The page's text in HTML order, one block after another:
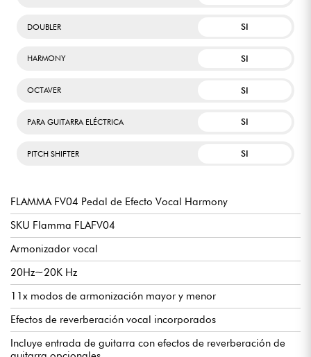
DOUBLER SI
HARMONY SI
OCTAVER SI
PARA GUITARRA ELÉCTRICA SI
PITCH SHIFTER SI
FLAMMA FV04 Pedal de Efecto Vocal Harmony
SKU Flamma FLAFV04
Armonizador vocal
20Hz~20K Hz
11x modos de armonización mayor y menor
Efectos de reverberación vocal incorporados
Incluye entrada de guitarra con efectos de reverberación de